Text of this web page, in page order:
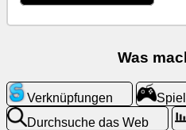
Analytik
Was
Verknüpfungen
Durchsuche das Web